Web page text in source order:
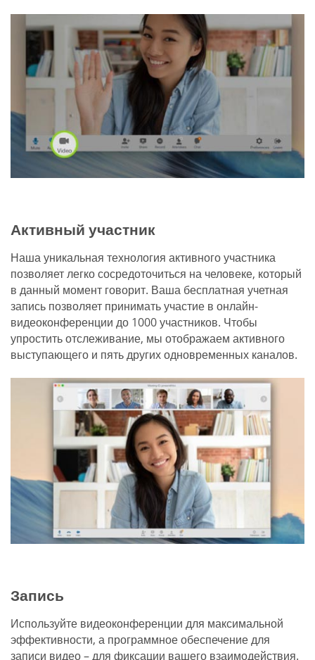
Активный участник
Наша уникальная технология активного участника
позволяет легко сосредоточиться на человеке, который
в данный момент говорит. Ваша бесплатная учетная
запись позволяет принимать участие в онлайн-
видеоконференции до 1000 участников. Чтобы
упростить отслеживание, мы отображаем активного
выступающего и пять других одновременных каналов.
Запись
Используйте видеоконференции для максимальной
эффективности, а программное обеспечение для
записи видео – для фиксации вашего взаимодействия.